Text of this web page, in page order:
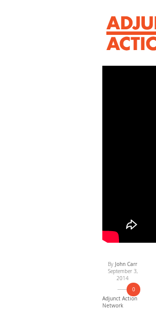
0
By John Carr
September 3,
2014
Adjunct Action
Network